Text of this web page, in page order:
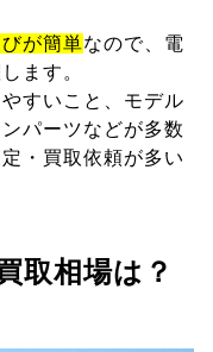
が簡単なので、電
ます。
すいこと、モデル
パーツなどが多数
・買取依頼が多い
取相場は？